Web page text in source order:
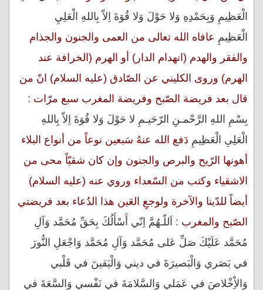
الْعَظِيمِ وَبِحَمْدِهِ وَلا حَوْلَ وَلا قُوَةَ اِلاّ بِاللهِ الْعَلِيِ
الْعَظِيمِ عافاه الله تعالى من العمى والجنون والجذام
والفقر والهدم (انهدام الدار) أو الهرم (الخرافة عند
الهرم) وروى الكليني عن الصّادق (عليه السلام) انّ من
قال بعد فريضة الصّبح وفريضة المغرب سبع مرّات :
بِسْمِ اللهِ الرَّحْمـنِ الرّحَيـمِ لا حَوْلَ وَلا قُوَةَ اِلاّ بِاللهِ
الْعَلِىِ الْعَظِيمِ دَفع الله عنهُ سَبعين نوعاً من أنواع البلاء
أهونها الرّيح والبرص والجنون وإن كان شقيّاً محى من
الاشقياء وكتب من السّعداء وروي عنه (عليه السلام)
أيضاً للدّينا والآخرة ولوجعِ العَين هذا الدُعاء بعد فريضتي
الصّبح والمغرب : اَللّـهُمَّ اِنّي أَسْأَلُكَ بِحَقِّ مُحَمَّد وَآلِ
مُحَمَّد عَلَيْكَ صَلِّ عَلى مُحَمَّد وَآلِ مُحَمَّد وَاجْعَلِ النُّورَ
في بَصَري وَالْبَصيرَةَ في ديني وَالْيَقينَ في قَلْبي
وَالاِْخْلاصَ في عَمَلي وَالسَّلامَةَ في نَفْسي وَالسَّعَةَ في